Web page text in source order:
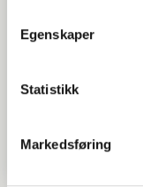
Egenskaper
Statistikk
Markedsføring